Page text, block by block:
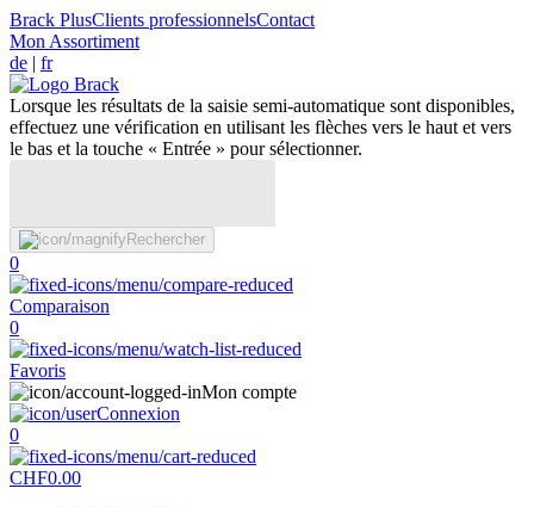
Brack PlusClients professionnelsContact
Mon Assortiment
de | fr
Lorsque les résultats de la saisie semi-automatique sont disponibles,
effectuez une vérification en utilisant les flèches vers le haut et vers
le bas et la touche « Entrée » pour sélectionner.
Rechercher
0
Comparaison
0
Favoris
Mon compte
Connexion
0
CHF0.00